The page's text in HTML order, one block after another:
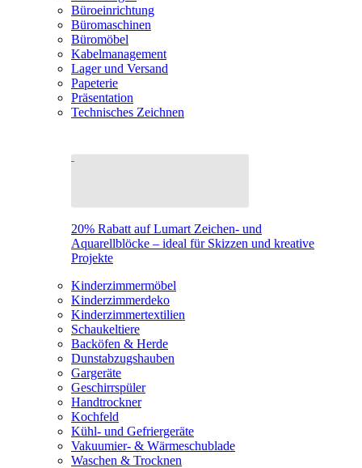
Büroeinrichtung
Büromaschinen
Büromöbel
Kabelmanagement
Lager und Versand
Papeterie
Präsentation
Technisches Zeichnen
20% Rabatt auf Lumart Zeichen- und
Aquarellblöcke – ideal für Skizzen und kreative
Projekte
Kinderzimmermöbel
Kinderzimmerdeko
Kinderzimmertextilien
Schaukeltiere
Backöfen & Herde
Dunstabzugshauben
Gargeräte
Geschirrspüler
Handtrockner
Kochfeld
Kühl- und Gefriergeräte
Vakuumier- & Wärmeschublade
Waschen & Trocknen